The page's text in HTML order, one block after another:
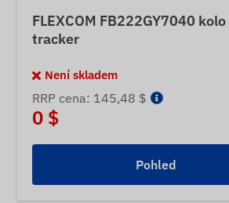
FLEXCOM FB222GY7040
tracker
Není skladem
RRP cena: 145,48 $
0 $
Pohled